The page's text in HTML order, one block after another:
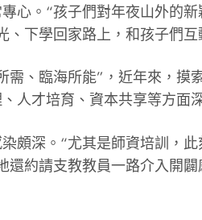
心。“孩子們對年夜山外的
、下學回家路上，和孩子們
、臨海所能”，近年來，
人才培育、資本共享等方面
頗深。“尤其是師資培訓，
約請支教教員一路介入開